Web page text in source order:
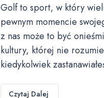
Golf to sport, w który
pewnym momencie
z nas może to być
kultury, której nie
kiedykolwiek
Czytaj Dalej